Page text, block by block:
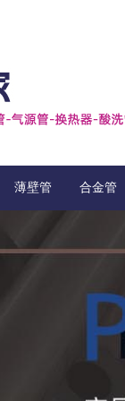
薄壁管 合金管